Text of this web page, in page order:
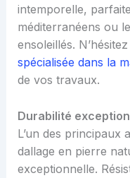
intemporelle,
méditerranéens ou
ensoleillés.
spécialisée dans la
de vos travaux.
Durabilité
L’un des principaux
dallage en pierre
exceptionnelle.